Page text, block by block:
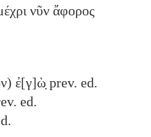
νῦν ἄφορος
ἐ[γ]ὼ̣ prev. ed.
ed.